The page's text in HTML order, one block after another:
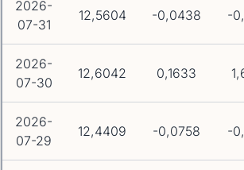
2026-
07-31
12,5604 -0,0438 -
2026-
07-30
12,6042 0,1633
2026-
07-29
12,4409 -0,0758 -